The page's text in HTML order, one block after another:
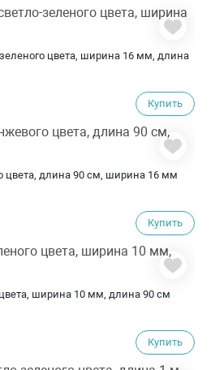
цвета, ширина 16 мм, длина
Купить
цвета, длина 90 см, ширина 16 мм
Купить
ширина 10 мм, длина 90 см
Купить